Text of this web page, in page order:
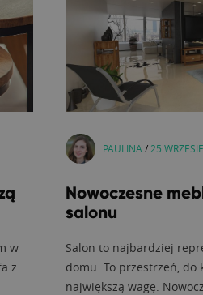
w
z
PAULINA / 25
Nowoczesne
salonu
Salon to najbardziej
domu. To przestrzeń, do
największą wagę.